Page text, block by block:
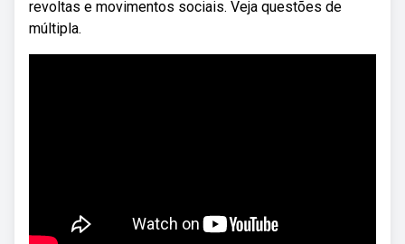
revoltas e movimentos sociais. Veja questões de
múltipla.